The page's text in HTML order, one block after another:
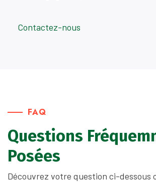
Contactez-nous
FAQ
Questions
Posées
Découvrez votre question ci-dessous